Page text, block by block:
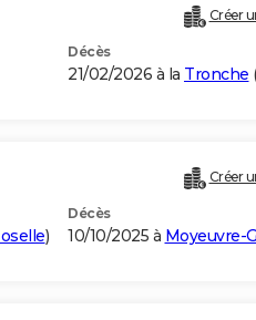
Créer
Décès
21/02/2026 à la Tronche
Créer
)
Décès
10/10/2025 à Moyeuvre-